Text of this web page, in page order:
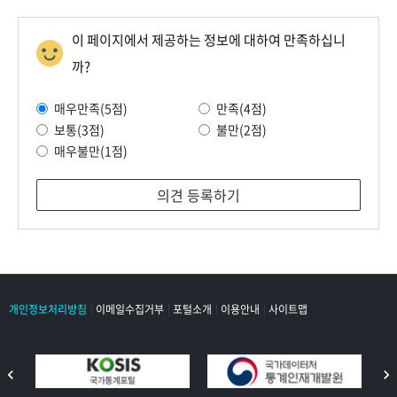
이 페이지에서 제공하는 정보에 대하여 만족하십니
까?
매우만족(5점)
만족(4점)
보통(3점)
불만(2점)
매우불만(1점)
의견 등록하기
개인정보처리방침 이메일수집거부 포털소개 이용안내 사이트맵